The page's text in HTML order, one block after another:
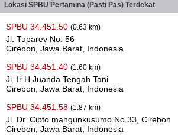
Lokasi SPBU Pertamina (Pasti Pas) Terdekat
SPBU 34.451.50 (0.63 km)
Jl. Tuparev No. 56
Cirebon, Jawa Barat, Indonesia
SPBU 34.451.40 (1.60 km)
Jl. Ir H Juanda Tengah Tani
Cirebon, Jawa Barat, Indonesia
SPBU 34.451.58 (1.87 km)
Jl. Dr. Cipto mangunkusumo No.33, Cirebon
Cirebon, Jawa Barat, Indonesia